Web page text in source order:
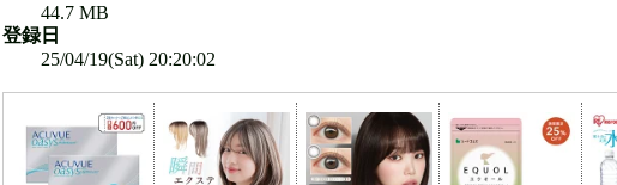
44.7 MB
登録日
25/04/19(Sat) 20:20:02